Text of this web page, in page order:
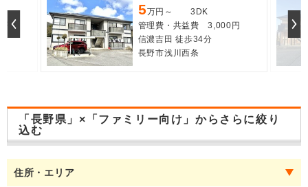
5万円～ 3DK
管理費・共益費 3,000円
信濃吉田 徒歩34分
長野市浅川西条
「長野県」×「ファミリー向け」からさらに絞り
込む
住所・エリア